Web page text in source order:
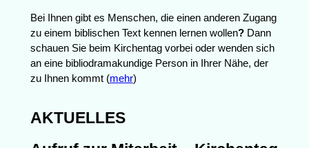
Bei Ihnen gibt es Menschen, die einen anderen Zugang
zu einem biblischen Text kennen lernen wollen?Dann
schauen Sie beim Kirchentag vorbei oder wenden sich
an eine bibliodramakundige Person in Ihrer Nähe, der
zu Ihnen kommt (mehr)
AKTUELLES